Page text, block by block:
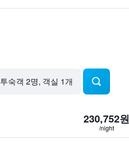
​투숙객 2​명, ​객실 1개
230,752원
/night